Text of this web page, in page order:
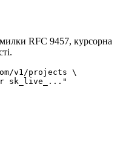
RFC 9457, курсорна
v1/projects \
sk_live_..."